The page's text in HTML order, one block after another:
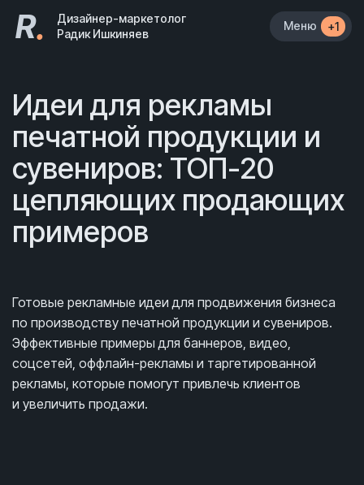
R.
Дизайнер-маркетолог
Радик Ишкиняев
Меню +1
Идеи для рекламы
печатной продукции и
сувениров: ТОП-20
цепляющих продающих
примеров
Готовые рекламные идеи для продвижения бизнеса
по производству печатной продукции и сувениров.
Эффективные примеры для баннеров, видео,
соцсетей, оффлайн-рекламы и таргетированной
рекламы, которые помогут привлечь клиентов
и увеличить продажи.